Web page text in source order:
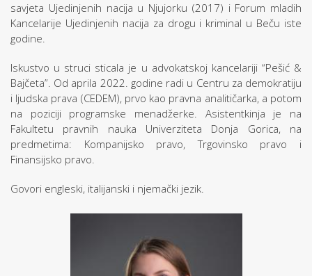
savjeta Ujedinjenih nacija u Njujorku (2017) i Forum mladih
Kancelarije Ujedinjenih nacija za drogu i kriminal u Beču iste
godine.
Iskustvo u struci sticala je u advokatskoj kancelariji “Pešić &
Bajčeta”. Od aprila 2022. godine radi u Centru za demokratiju
i ljudska prava (CEDEM), prvo kao pravna analitičarka, a potom
na poziciji programske menadžerke. Asistentkinja je na
Fakultetu pravnih nauka Univerziteta Donja Gorica, na
predmetima: Kompanijsko pravo, Trgovinsko pravo i
Finansijsko pravo.
Govori engleski, italijanski i njemački jezik.